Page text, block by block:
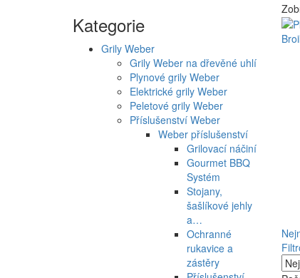
Kategorie
Grily Weber
Grily Weber na dřevěné uhlí
Plynové grily Weber
Elektrické grily Weber
Peletové grily Weber
Příslušenství Weber
Weber příslušenství
Grilovací náčiní
Gourmet BBQ
Systém
Stojany,
šašlíkové jehly
a…
Ochranné
rukavice a
zástěry